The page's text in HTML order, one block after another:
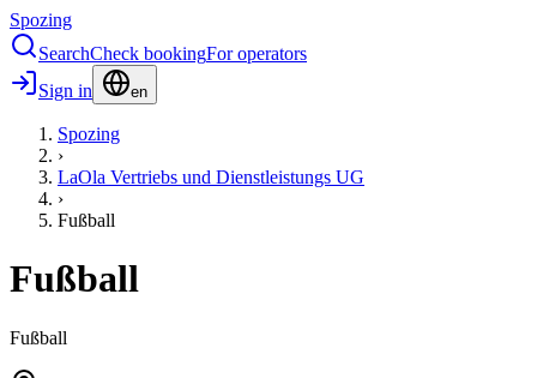
Spozing
SearchCheck bookingFor operators
Sign in
en
Spozing
›
LaOla Vertriebs und Dienstleistungs UG
›
Fußball
Fußball
Fußball